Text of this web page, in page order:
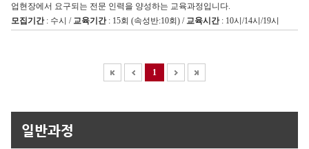
업현장에서 요구되는 전문 인력을 양성하는 교육과정입니다.
모집기간: 수시 / 교육기간: 15회 (속성반:10회) / 교육시간: 10시/14시/19시
1
일반과정